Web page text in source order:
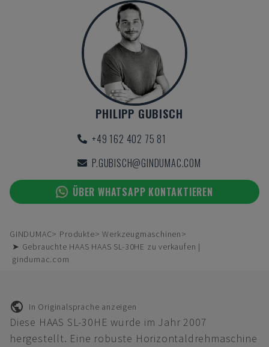
PHILIPP GUBISCH
+49 162 402 75 81
P.GUBISCH@GINDUMAC.COM
ÜBER WHATSAPP KONTAKTIEREN
GINDUMAC Produkte
Werkzeugmaschinen
➤ Gebrauchte HAAS HAAS SL-30HE zu verkaufen |
gindumac.com
In Originalsprache anzeigen
Diese HAAS SL-30HE wurde im Jahr 2007
hergestellt. Eine robuste Horizontaldrehmaschine